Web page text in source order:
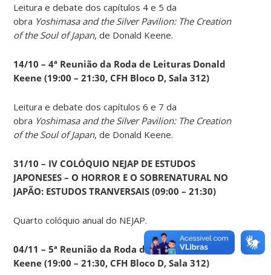
Leitura e debate dos capítulos 4 e 5 da
obra Yoshimasa and the Silver Pavilion: The Creation
of the Soul of Japan, de Donald Keene.
14/10 – 4ª Reunião da Roda de Leituras Donald
Keene (19:00 – 21:30, CFH Bloco D, Sala 312)
Leitura e debate dos capítulos 6 e 7 da
obra Yoshimasa and the Silver Pavilion: The Creation
of the Soul of Japan, de Donald Keene.
31/10 – IV COLÓQUIO NEJAP DE ESTUDOS
JAPONESES – O HORROR E O SOBRENATURAL NO
JAPÃO: ESTUDOS TRANVERSAIS (09:00 – 21:30)
Quarto colóquio anual do NEJAP.
04/11 – 5ª Reunião da Roda de Leituras Donald
Keene (19:00 – 21:30, CFH Bloco D, Sala 312)